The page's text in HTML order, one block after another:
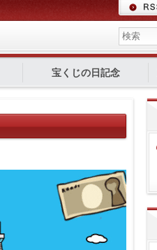
宝くじの日記念